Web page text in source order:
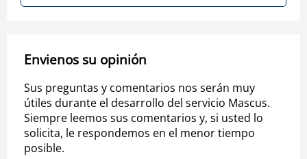
Envienos su opinión
Sus preguntas y comentarios nos serán muy
útiles durante el desarrollo del servicio Mascus.
Siempre leemos sus comentarios y, si usted lo
solicita, le respondemos en el menor tiempo
posible.